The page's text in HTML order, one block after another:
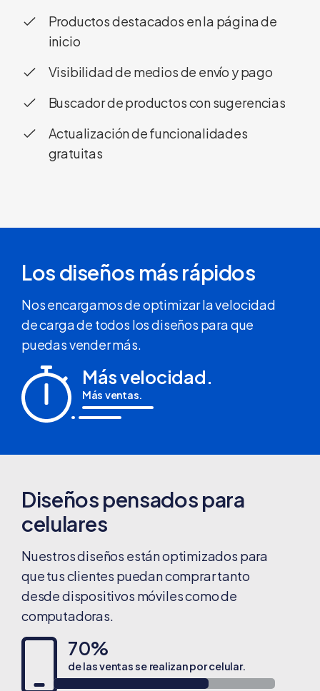
Productos destacados en la página de
inicio
Visibilidad de medios de envío y pago
Buscador de productos con sugerencias
Actualización de funcionalidades
gratuitas
Los diseños más rápidos
Nos encargamos de optimizar la velocidad
de carga de todos los diseños para que
puedas vender más.
Más velocidad.
Más ventas.
Diseños pensados para
celulares
Nuestros diseños están optimizados para
que tus clientes puedan comprar tanto
desde dispositivos móviles como de
computadoras.
70%
de las ventas se realizan por celular.